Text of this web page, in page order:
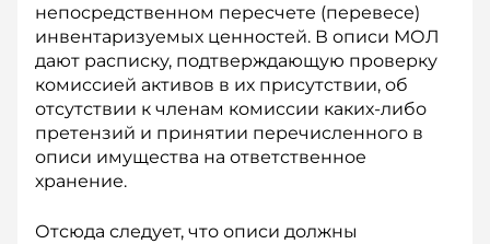
непосредственном пересчете (перевесе)
инвентаризуемых ценностей. В описи МОЛ
дают расписку, подтверждающую проверку
комиссией активов в их присутствии, об
отсутствии к членам комиссии каких-либо
претензий и принятии перечисленного в
описи имущества на ответственное
хранение.
Отсюда следует, что описи должны